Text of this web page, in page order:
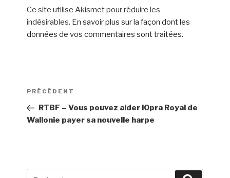
Ce site utilise Akismet pour réduire les
indésirables. En savoir plus sur la façon dont les
données de vos commentaires sont traitées.
Navigation
l’article
Article
précédent
PRÉCÉDENT
RTBF – Vous pouvez aider lOpra Royal de
Wallonie payer sa nouvelle harpe